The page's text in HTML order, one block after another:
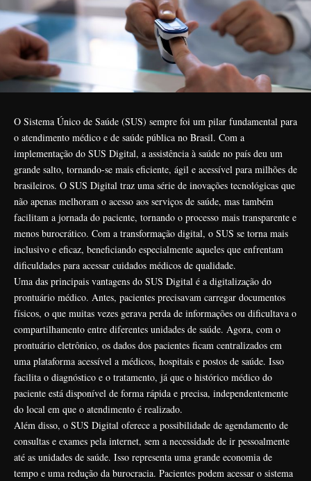
O Sistema Único de Saúde (SUS) sempre foi um pilar fundamental para
o atendimento médico e de saúde pública no Brasil. Com a
implementação do SUS Digital, a assistência à saúde no país deu um
grande salto, tornando-se mais eficiente, ágil e acessível para milhões de
brasileiros. O SUS Digital traz uma série de inovações tecnológicas que
não apenas melhoram o acesso aos serviços de saúde, mas também
facilitam a jornada do paciente, tornando o processo mais transparente e
menos burocrático. Com a transformação digital, o SUS se torna mais
inclusivo e eficaz, beneficiando especialmente aqueles que enfrentam
dificuldades para acessar cuidados médicos de qualidade.
Uma das principais vantagens do SUS Digital é a digitalização do
prontuário médico. Antes, pacientes precisavam carregar documentos
físicos, o que muitas vezes gerava perda de informações ou dificultava o
compartilhamento entre diferentes unidades de saúde. Agora, com o
prontuário eletrônico, os dados dos pacientes ficam centralizados em
uma plataforma acessível a médicos, hospitais e postos de saúde. Isso
facilita o diagnóstico e o tratamento, já que o histórico médico do
paciente está disponível de forma rápida e precisa, independentemente
do local em que o atendimento é realizado.
Além disso, o SUS Digital oferece a possibilidade de agendamento de
consultas e exames pela internet, sem a necessidade de ir pessoalmente
até as unidades de saúde. Isso representa uma grande economia de
tempo e uma redução da burocracia. Pacientes podem acessar o sistema